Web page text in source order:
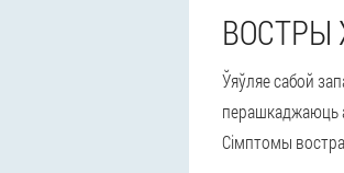
Ўяўляе сабой
перашкаджаюць
Сімптомы